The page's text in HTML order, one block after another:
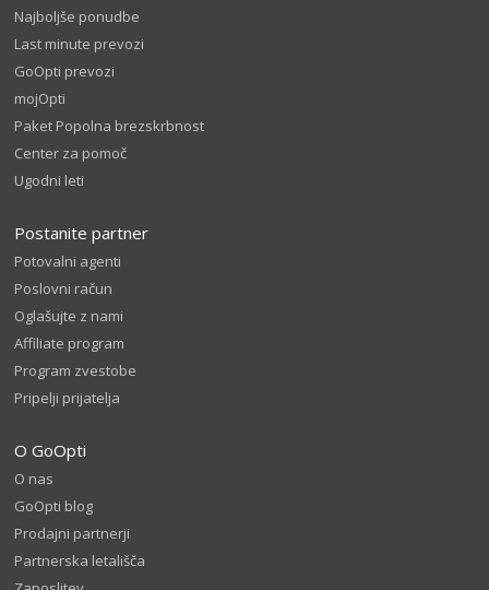
Najboljše ponudbe
Last minute prevozi
GoOpti prevozi
mojOpti
Paket Popolna brezskrbnost
Center za pomoč
Ugodni leti
Postanite partner
Potovalni agenti
Poslovni račun
Oglašujte z nami
Affiliate program
Program zvestobe
Pripelji prijatelja
O GoOpti
O nas
GoOpti blog
Prodajni partnerji
Partnerska letališča